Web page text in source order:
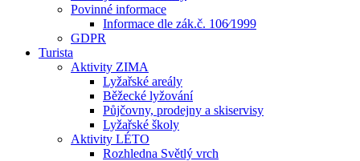
Povinné informace
Informace dle zák.č. 106⁄1999
GDPR
Turista
Aktivity ZIMA
Lyžařské areály
Běžecké lyžování
Půjčovny, prodejny a skiservisy
Lyžařské školy
Aktivity LÉTO
Rozhledna Světlý vrch